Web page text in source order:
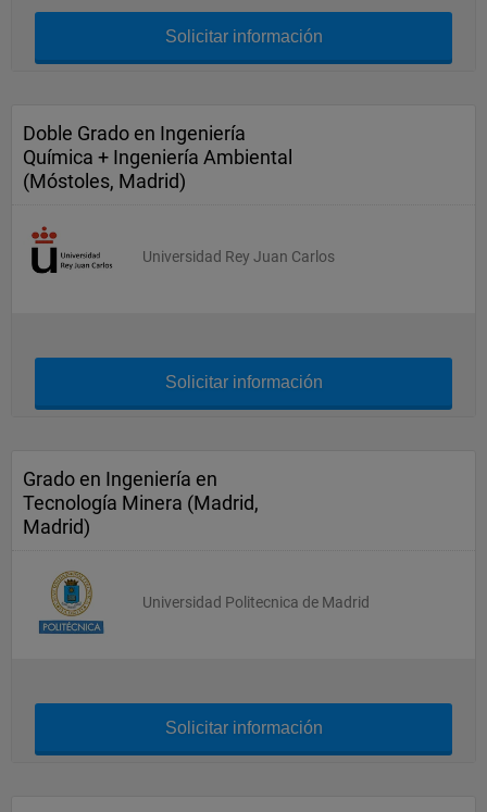
Solicitar información
Doble Grado en Ingeniería
Química + Ingeniería Ambiental
(Móstoles, Madrid)
Universidad Rey Juan Carlos
Solicitar información
Grado en Ingeniería en
Tecnología Minera (Madrid,
Madrid)
Universidad Politecnica de Madrid
Solicitar información